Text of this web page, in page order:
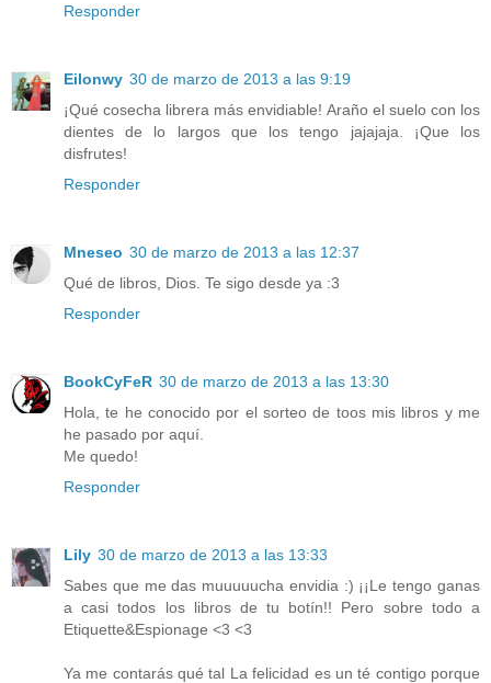
Responder
Eilonwy 30 de marzo de 2013 a las 9:19
¡Qué cosecha librera más envidiable! Araño el suelo con los
dientes de lo largos que los tengo jajajaja. ¡Que los
disfrutes!
Responder
Mneseo 30 de marzo de 2013 a las 12:37
Qué de libros, Dios. Te sigo desde ya :3
Responder
BookCyFeR 30 de marzo de 2013 a las 13:30
Hola, te he conocido por el sorteo de toos mis libros y me
he pasado por aquí.
Me quedo!
Responder
Lily 30 de marzo de 2013 a las 13:33
Sabes que me das muuuuucha envidia :) ¡¡Le tengo ganas
a casi todos los libros de tu botín!! Pero sobre todo a
Etiquette&Espionage <3 <3
Ya me contarás qué tal La felicidad es un té contigo porque